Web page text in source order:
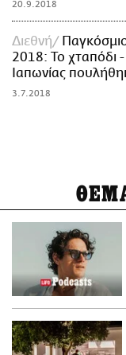
20.9.2018
Διεθνή
2018: Το χταπόδι -
Ιαπωνίας
3.7.2018